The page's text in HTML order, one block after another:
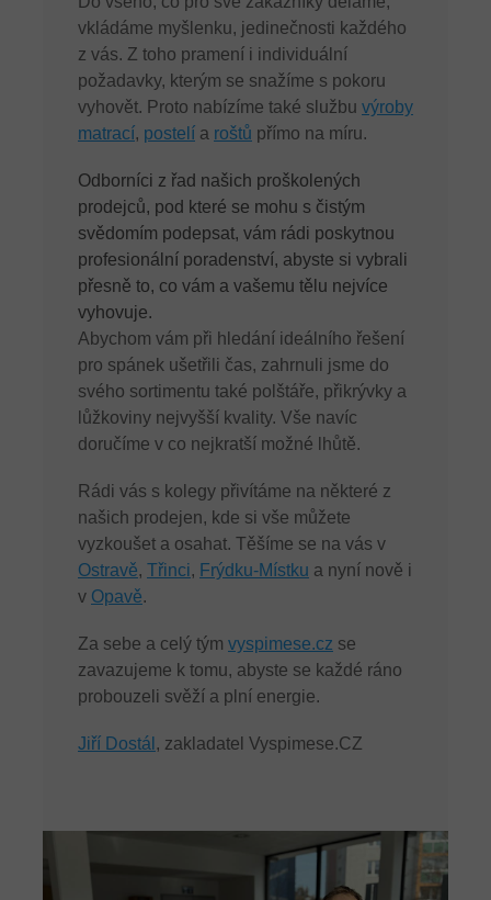
vkládáme myšlenku, jedinečnosti každého
z vás. Z toho pramení i individuální
požadavky, kterým se snažíme s pokoru
vyhovět. Proto nabízíme také službu výroby
matrací, postelí a roštů přímo na míru.
Odborníci z řad našich proškolených
prodejců, pod které se mohu s čistým
svědomím podepsat, vám rádi poskytnou
profesionální poradenství, abyste si vybrali
přesně to, co vám a vašemu tělu nejvíce
vyhovuje.
Abychom vám při hledání ideálního řešení
pro spánek ušetřili čas, zahrnuli jsme do
svého sortimentu také polštáře, přikrývky a
lůžkoviny nejvyšší kvality. Vše navíc
doručíme v co nejkratší možné lhůtě.
Rádi vás s kolegy přivítáme na některé z
našich prodejen, kde si vše můžete
vyzkoušet a osahat. Těšíme se na vás v
Ostravě, Třinci, Frýdku-Místku a nyní nově i
v Opavě.
Za sebe a celý tým vyspimese.cz se
zavazujeme k tomu, abyste se každé ráno
probouzeli svěží a plní energie.
Jiří Dostál , zakladatel Vyspimese.CZ